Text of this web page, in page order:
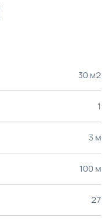
30 м2
1
3 м
100 м
27